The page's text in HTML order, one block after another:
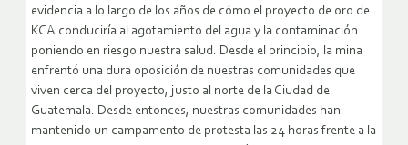
evidencia a lo largo de los años de cómo el proyecto de oro de
KCA conduciría al agotamiento del agua y la contaminación
poniendo en riesgo nuestra salud. Desde el principio, la mina
enfrentó una dura oposición de nuestras comunidades que
viven cerca del proyecto, justo al norte de la Ciudad de
Guatemala. Desde entonces, nuestras comunidades han
mantenido un campamento de protesta las 24 horas frente a la